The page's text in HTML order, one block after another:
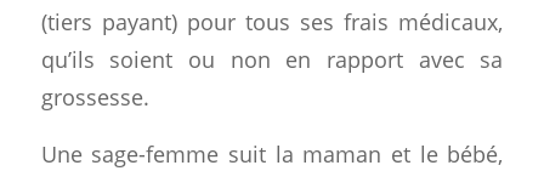
(tiers payant) pour tous ses frais médicaux,
qu’ils soient ou non en rapport avec sa
grossesse.
Une sage-femme suit la maman et le bébé,